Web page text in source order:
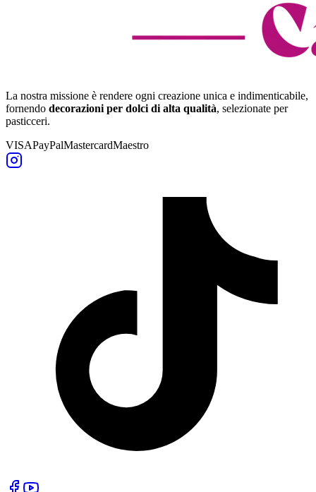
La nostra missione è rendere ogni creazione unica e indimenticabile,
fornendo decorazioni per dolci di alta qualità, selezionate per
pasticceri.
VISAPayPalMastercardMaestro